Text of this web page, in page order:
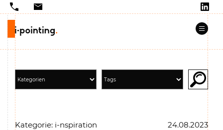
Kategorie: i-nspiration 24.08.2023